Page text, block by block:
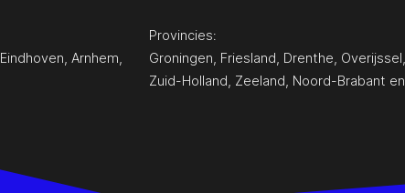
Eindhoven Arnhem
Provincies:
Groningen Friesland Drenthe Overijssel
Zuid-Holland Zeeland Noord-Brabant en